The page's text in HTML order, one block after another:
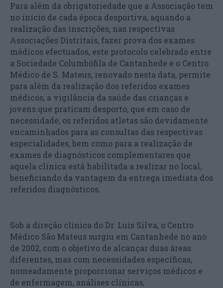
Para além da obrigatoriedade que a Associação tem
no início de cada época desportiva, aquando a
realização das inscrições, nas respectivas
Associações Distritais, fazer prova dos exames
médicos efectuados, este protocolo celebrado entre
a Sociedade Columbófila de Cantanhede e o Centro
Médico de S. Mateus, renovado nesta data, permite
para além da realização dos referidos exames
médicos, a vigilância da saúde das crianças e
jovens que praticam desporto, que em caso de
necessidade, os referidos atletas são devidamente
encaminhados para as consultas das respectivas
especialidades, bem como para a realização de
exames de diagnósticos complementares que
aquela clínica está habilitada a realizar no local,
beneficiando da vantagem da entrega imediata dos
referidos diagnósticos.
Sob a direção clínica do Dr. Luís Silva, o Centro
Médico São Mateus surgiu em Cantanhede no ano
de 2002, com o objetivo de alcançar duas áreas
diferentes, mas com necessidades específicas,
nomeadamente proporcionar serviços médicos e
de enfermagem, análises clínicas,